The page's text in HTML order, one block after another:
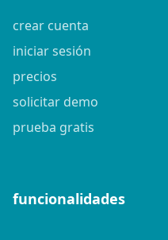
crear cuenta
iniciar sesión
precios
solicitar demo
prueba gratis
funcionalidades